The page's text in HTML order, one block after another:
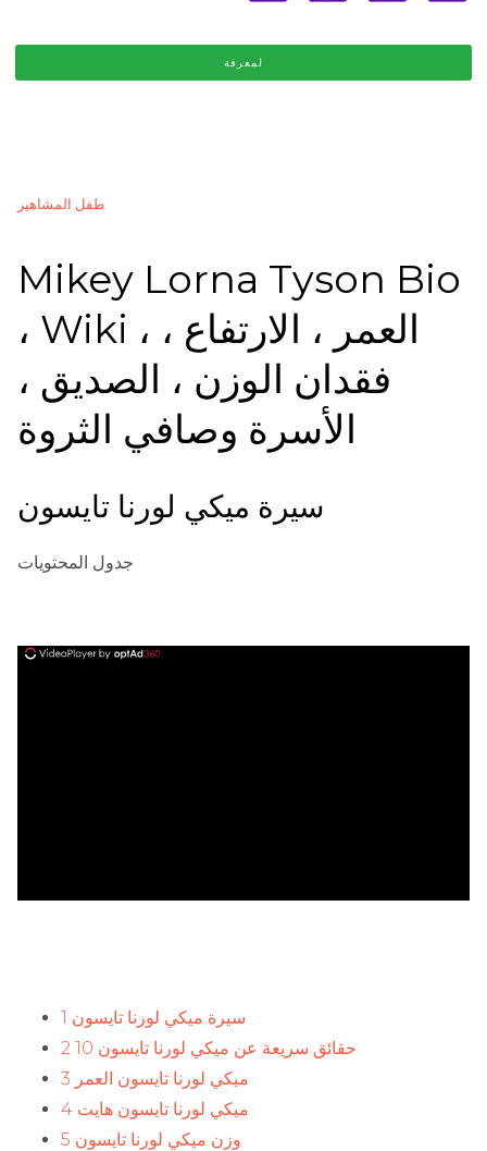
لمعرفة
طفل المشاهير
Mikey Lorna Tyson Bio
، Wiki ، العمر ، الارتفاع ،
فقدان الوزن ، الصديق ،
الأسرة وصافي الثروة
سيرة ميكي لورنا تايسون
جدول المحتويات
1 سيرة ميكي لورنا تايسون
2 10 حقائق سريعة عن ميكي لورنا تايسون
3 ميكي لورنا تايسون العمر
4 ميكي لورنا تايسون هايت
5 وزن ميكي لورنا تايسون